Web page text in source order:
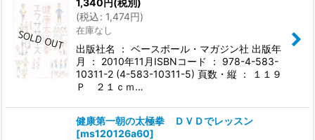
1,340 円(税別)
(税込: 1,474円)
在庫なし
出版社名 ： ベースボール・マガジン社 出版年
月 ： 2010年11月ISBNコード ： 978-4-583-
10311-2 (4-583-10311-5) 頁数・縦 ： １１９
Ｐ ２１ｃｍ…
健康第一朝の太極拳 ＤＶＤでレッスン
[ms120126a60]